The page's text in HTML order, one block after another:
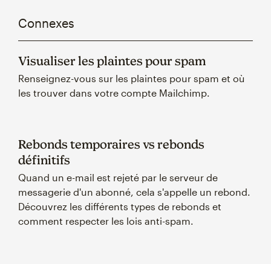
Connexes
Visualiser les plaintes pour spam
Renseignez-vous sur les plaintes pour spam et où
les trouver dans votre compte Mailchimp.
Rebonds temporaires vs rebonds
définitifs
Quand un e-mail est rejeté par le serveur de
messagerie d'un abonné, cela s'appelle un rebond.
Découvrez les différents types de rebonds et
comment respecter les lois anti-spam.